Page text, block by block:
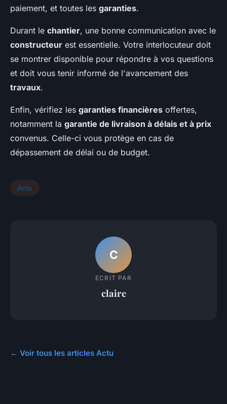
paiement, et toutes les garanties.
Durant le chantier, une bonne communication avec le
constructeur est essentielle. Votre interlocuteur doit
se montrer disponible pour répondre à vos questions
et doit vous tenir informé de l'avancement des
travaux.
Enfin, vérifiez les garanties financières offertes,
notamment la garantie de livraison à délais et à prix
convenus. Celle-ci vous protège en cas de
dépassement de délai ou de budget.
Actu
C
ECRIT PAR
claire
← Voir tous les articles Actu